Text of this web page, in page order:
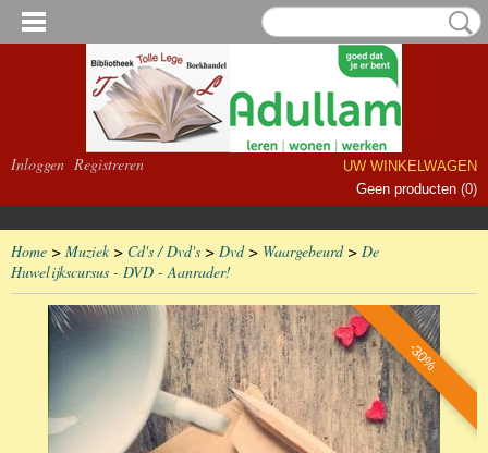
Inloggen Registreren
UW WINKELWAGEN
Geen producten (0)
Home > Muziek> Cd's / Dvd's > Dvd> Waargebeurd> De
Huwelijkscursus - DVD - Aanrader!
-30%